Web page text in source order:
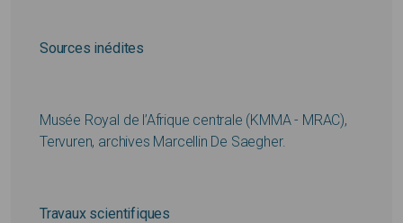
Sources inédites
Musée Royal de l’Afrique centrale (KMMA - MRAC),
Tervuren, archives Marcellin De Saegher.
Travaux scientifiques